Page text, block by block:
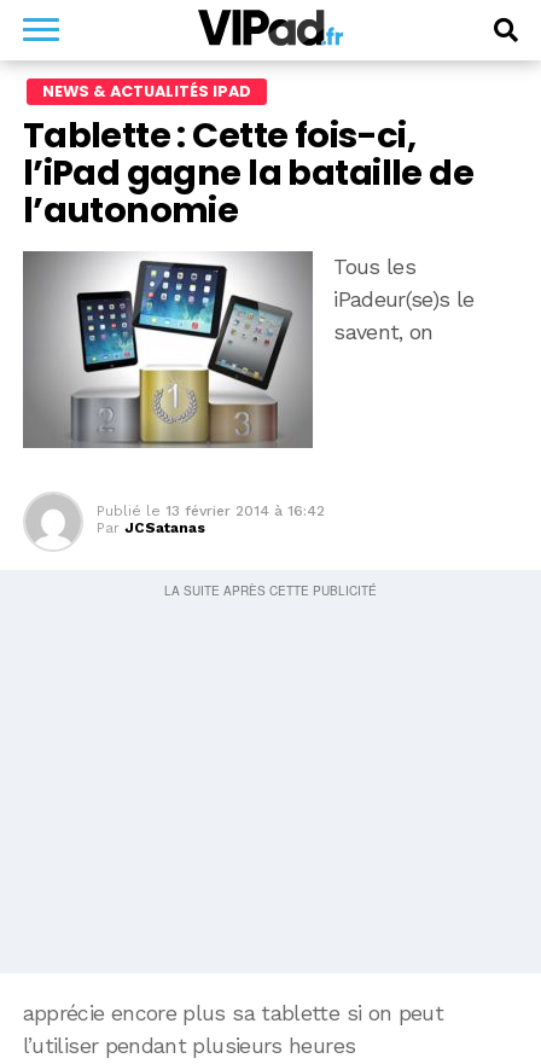
NEWS & ACTUALITÉS IPAD
Tablette : Cette fois-ci,
l’iPad gagne la bataille de
l’autonomie
Tous les
iPadeur(se)s le
savent, on
Publié le 13 février 2014 à 16:42
Par JCSatanas
apprécie encore plus sa tablette si on peut
l’utiliser pendant plusieurs heures